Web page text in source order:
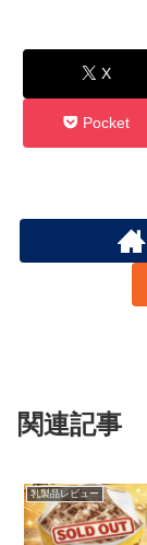
X
Pocket
関連記事
乳製品レビュー